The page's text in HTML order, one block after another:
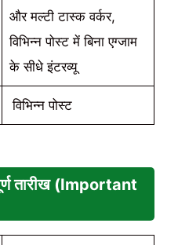
और मल्टी टास्क वर्कर,
विभिन्न पोस्ट में बिना एग्जाम
के सीधे इंटरव्यू
विभिन्न पोस्ट
तारीख (Important